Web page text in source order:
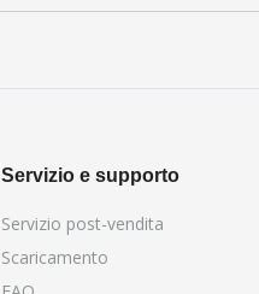
Servizio e supporto
Servizio post-vendita
Scaricamento